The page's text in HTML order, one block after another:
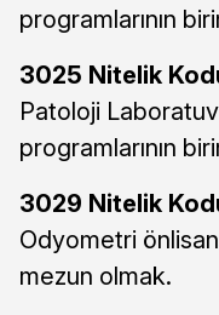
programlarının
3025 Nitelik
Patoloji
programlarının
3029 Nitelik
Odyometri
mezun olmak.